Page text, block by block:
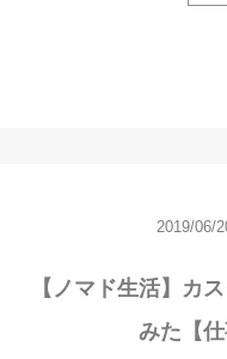
2019/06/
【ノマド生活】カ
みた【仕